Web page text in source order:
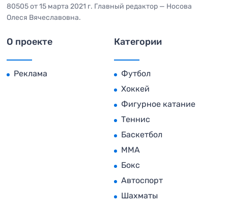
80505 от 15 марта 2021 г. Главный редактор — Носова
Олеся Вячеславовна.
О проекте
Реклама
Категории
Футбол
Хоккей
Фигурное катание
Теннис
Баскетбол
MMA
Бокс
Автоспорт
Шахматы